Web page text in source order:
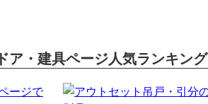
ア・建具ページ人気ランキング